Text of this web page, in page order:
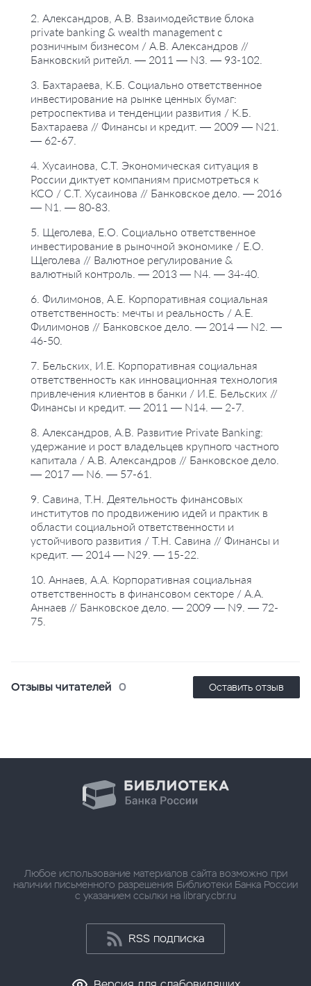
#корпоративная ответственность
#социальная ответственность #экология
#таблицы
2. Александров, А.В. Взаимодействие блока
private banking & wealth management с
розничным бизнесом / А.В. Александров //
Банковский ритейл. — 2011 — N3. — 93-102.
3. Бахтараева, К.Б. Социально ответственное
инвестирование на рынке ценных бумаг:
ретроспектива и тенденции развития / К.Б.
Бахтараева // Финансы и кредит. — 2009 — N21.
— 62-67.
4. Хусаинова, С.Т. Экономическая ситуация в
России диктует компаниям присмотреться к
КСО / С.Т. Хусаинова // Банковское дело. — 2016
— N1. — 80-83.
5. Щеголева, Е.О. Социально ответственное
инвестирование в рыночной экономике / Е.О.
Щеголева // Валютное регулирование &
валютный контроль. — 2013 — N4. — 34-40.
6. Филимонов, А.Е. Корпоративная социальная
ответственность: мечты и реальность / А.Е.
Филимонов // Банковское дело. — 2014 — N2. —
46-50.
7. Бельских, И.Е. Корпоративная социальная
ответственность как инновационная технология
привлечения клиентов в банки / И.Е. Бельских //
Финансы и кредит. — 2011 — N14. — 2-7.
8. Александров, А.В. Развитие Private Banking:
удержание и рост владельцев крупного частного
капитала / А.В. Александров // Банковское дело.
— 2017 — N6. — 57-61.
9. Савина, Т.Н. Деятельность финансовых
институтов по продвижению идей и практик в
области социальной ответственности и
устойчивого развития / Т.Н. Савина // Финансы и
кредит. — 2014 — N29. — 15-22.
10. Аннаев, А.А. Корпоративная социальная
ответственность в финансовом секторе / А.А.
Аннаев // Банковское дело. — 2009 — N9. — 72-
75.
Отзывы читателей 0 Оставить отзыв
Любое использование материалов сайта возможно при
наличии письменного разрешения Библиотеки Банка России
с указанием ссылки на library.cbr.ru
RSS подписка